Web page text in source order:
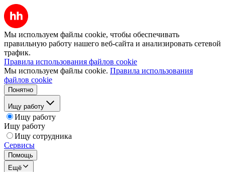
Мы используем файлы cookie, чтобы обеспечивать
правильную работу нашего веб-сайта и анализировать сетевой
трафик.
Правила использования файлов cookie
Мы используем файлы cookie. Правила использования
файлов cookie
Понятно
Ищу работу
Ищу работу
Ищу работу
Ищу сотрудника
Сервисы
Помощь
Ещё